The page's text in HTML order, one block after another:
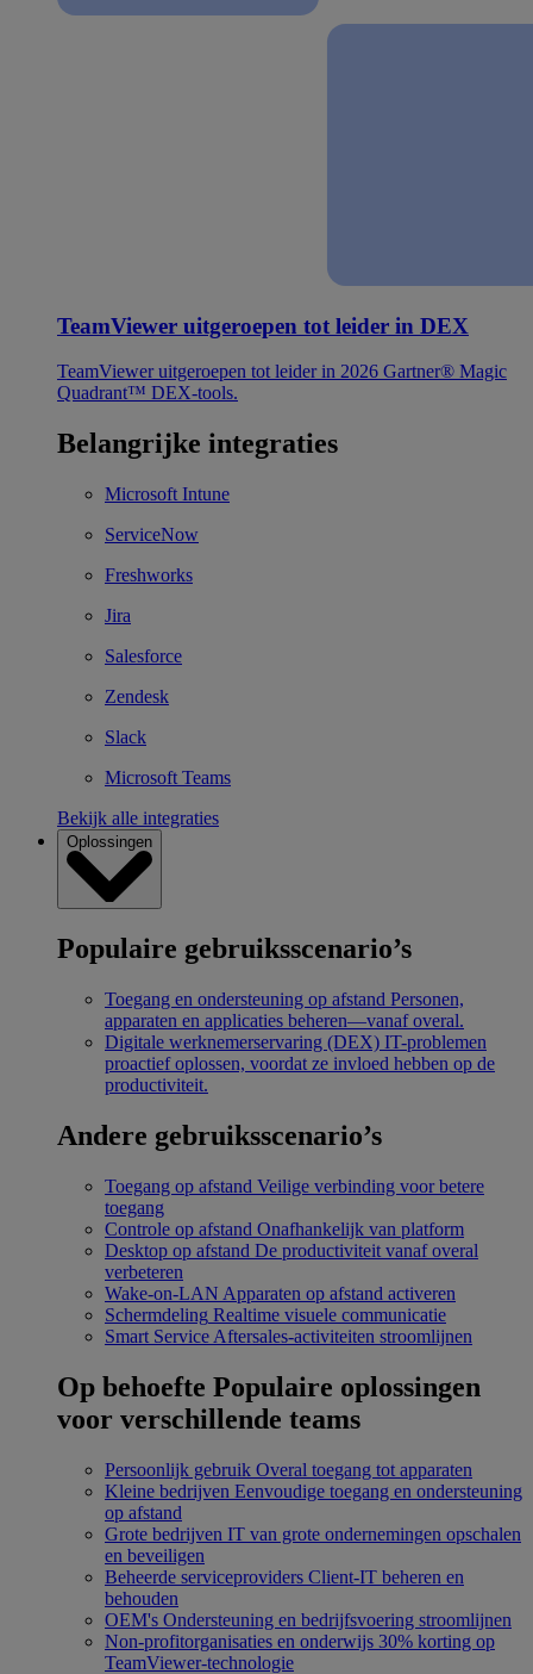
TeamViewer uitgeroepen tot leider in DEX
TeamViewer uitgeroepen tot leider in 2026 Gartner® Magic
Quadrant™ DEX-tools.
Belangrijke integraties
Microsoft Intune
ServiceNow
Freshworks
Jira
Salesforce
Zendesk
Slack
Microsoft Teams
Bekijk alle integraties
Oplossingen
Populaire gebruiksscenario’s
Toegang en ondersteuning op afstand Personen,
apparaten en applicaties beheren—vanaf overal.
Digitale werknemerservaring (DEX) IT-problemen
proactief oplossen, voordat ze invloed hebben op de
productiviteit.
Andere gebruiksscenario’s
Toegang op afstand Veilige verbinding voor betere
toegang
Controle op afstand Onafhankelijk van platform
Desktop op afstand De productiviteit vanaf overal
verbeteren
Wake-on-LAN Apparaten op afstand activeren
Schermdeling Realtime visuele communicatie
Smart Service Aftersales-activiteiten stroomlijnen
Op behoefte Populaire oplossingen
voor verschillende teams
Persoonlijk gebruik Overal toegang tot apparaten
Kleine bedrijven Eenvoudige toegang en ondersteuning
op afstand
Grote bedrijven IT van grote ondernemingen opschalen
en beveiligen
Beheerde serviceproviders Client-IT beheren en
behouden
OEM's Ondersteuning en bedrijfsvoering stroomlijnen
Non-profitorganisaties en onderwijs 30% korting op
TeamViewer-technologie